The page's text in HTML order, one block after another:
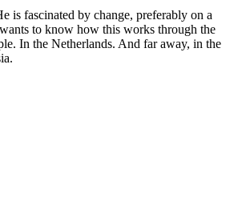
is fascinated by change, preferably on a
to know how this works through the
In the Netherlands. And far away, in the